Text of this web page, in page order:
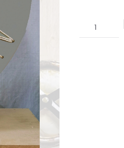
Orologio
"Luce